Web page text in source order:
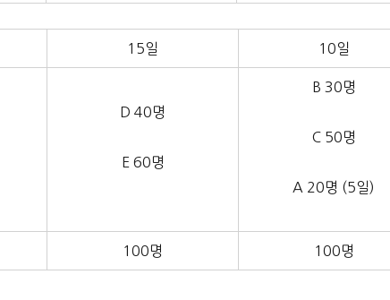
15일 10일
D 40명
E 60명
B 30명
C 50명
A 20명 (5일)
100명 100명